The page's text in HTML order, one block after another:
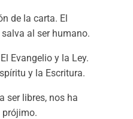
de la carta. El
al ser humano.
El Evangelio y la Ley.
y la Escritura.
ser libres, nos ha
prójimo.